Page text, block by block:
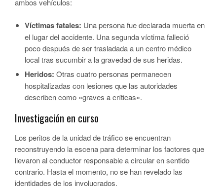
ambos vehículos:
Víctimas fatales: Una persona fue declarada muerta en
el lugar del accidente. Una segunda víctima falleció
poco después de ser trasladada a un centro médico
local tras sucumbir a la gravedad de sus heridas.
Heridos: Otras cuatro personas permanecen
hospitalizadas con lesiones que las autoridades
describen como «graves a críticas».
Investigación en curso
Los peritos de la unidad de tráfico se encuentran
reconstruyendo la escena para determinar los factores que
llevaron al conductor responsable a circular en sentido
contrario. Hasta el momento, no se han revelado las
identidades de los involucrados.